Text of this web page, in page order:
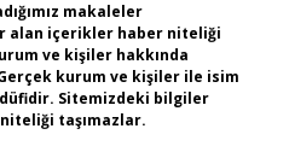
makaleler
alan içerikler haber niteliği
ve kişiler hakkında
kurum ve kişiler ile isim
Sitemizdeki bilgiler
taşımazlar.